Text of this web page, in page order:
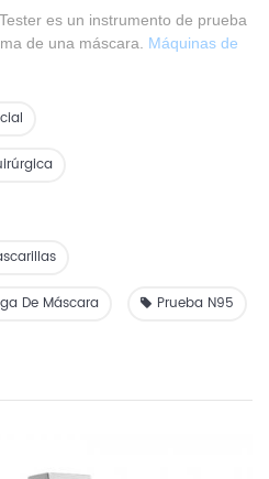
es un instrumento de prueba
de una máscara. Máquinas de
De Máscara Prueba N95